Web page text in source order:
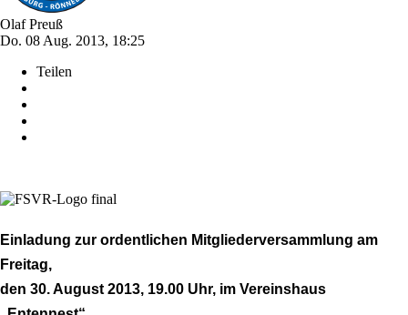
Olaf Preuß
Do. 08 Aug. 2013, 18:25
Teilen
Einladung zur ordentlichen Mitgliederversammlung am
Freitag,
den 30. August 2013, 19.00 Uhr, im Vereinshaus